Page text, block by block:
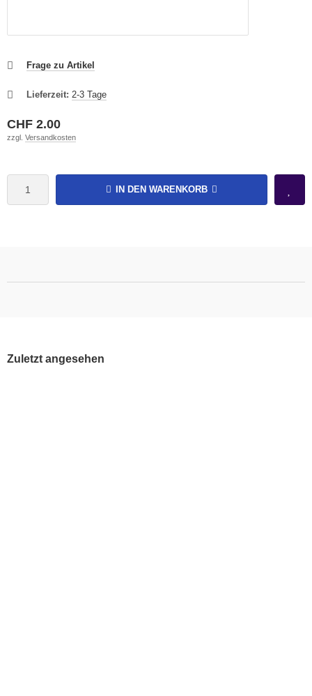
Frage zu Artikel
Lieferzeit: 2-3 Tage
CHF 2.00
zzgl. Versandkosten
IN DEN WARENKORB
Zuletzt angesehen